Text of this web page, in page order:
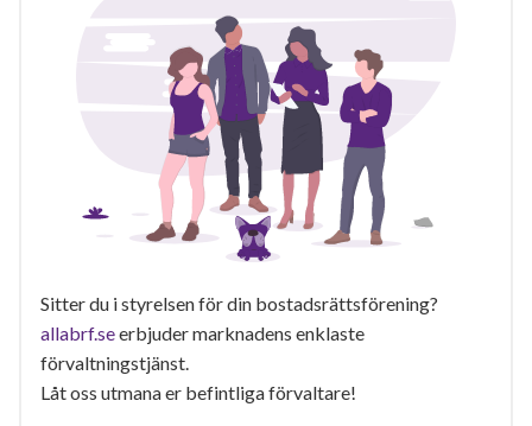
Sitter du i styrelsen för din bostadsrättsförening?
allabrf.seerbjuder marknadens enklaste
förvaltningstjänst.
Låt oss utmana er befintliga förvaltare!